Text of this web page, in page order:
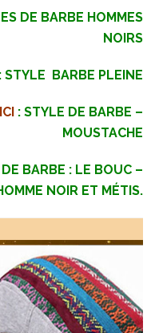
DE BARBE HOMMES
NOIRS
: STYLE BARBE PLEINE
: STYLE DE BARBE –
MOUSTACHE
BARBE : LE BOUC –
NOIR ET MÉTIS.